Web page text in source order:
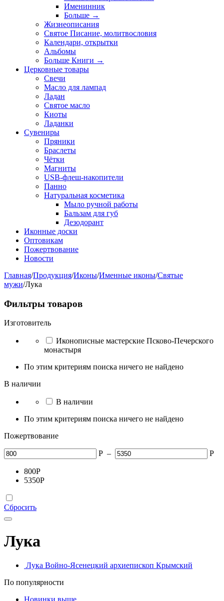
Именинник
Больше →
Жизнеописания
Святое Писание, молитвословия
Календари, открытки
Альбомы
Больше Книги →
Церковные товары
Свечи
Масло для лампад
Ладан
Святое масло
Киоты
Ладанки
Сувениры
Пряники
Браслеты
Чётки
Магниты
USB-флеш-накопители
Панно
Натуральная косметика
Мыло ручной работы
Бальзам для губ
Дезодорант
Иконные доски
Оптовикам
Пожертвование
Новости
Главная/Продукция/Иконы/Именные иконы/Святые
мужи/Лука
Фильтры товаров
Изготовитель
Иконописные мастерские Псково-Печерского
монастыря
По этим критериям поиска ничего не найдено
В наличии
В наличии
По этим критериям поиска ничего не найдено
Пожертвование
Р – Р
800Р
5350Р
Сбросить
Лука
Лука Войно-Ясенецкий архиепископ Крымский
По популярности